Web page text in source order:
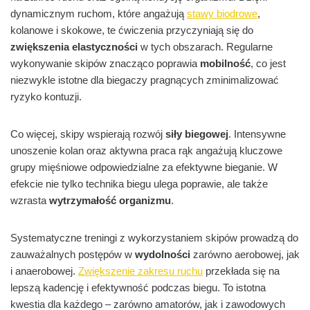
dynamicznym ruchom, które angażują stawy biodrowe,
kolanowe i skokowe, te ćwiczenia przyczyniają się do
zwiększenia elastyczności w tych obszarach. Regularne
wykonywanie skipów znacząco poprawia mobilność, co jest
niezwykle istotne dla biegaczy pragnących zminimalizować
ryzyko kontuzji.
Co więcej, skipy wspierają rozwój siły biegowej. Intensywne
unoszenie kolan oraz aktywna praca rąk angażują kluczowe
grupy mięśniowe odpowiedzialne za efektywne bieganie. W
efekcie nie tylko technika biegu ulega poprawie, ale także
wzrasta wytrzymałość organizmu.
Systematyczne treningi z wykorzystaniem skipów prowadzą do
zauważalnych postępów w wydolności zarówno aerobowej, jak
i anaerobowej. Zwiększenie zakresu ruchu przekłada się na
lepszą kadencję i efektywność podczas biegu. To istotna
kwestia dla każdego – zarówno amatorów, jak i zawodowych